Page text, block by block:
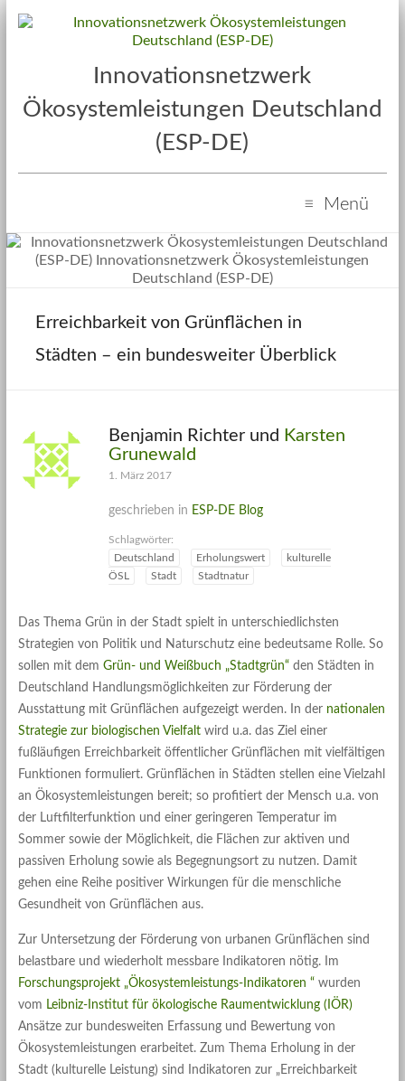
Innovationsnetzwerk
Ökosystemleistungen Deutschland
(ESP-DE)
Menü
Erreichbarkeit von Grünflächen in
Städten – ein bundesweiter Überblick
Benjamin Richter und Karsten
Grunewald
1. März 2017
geschrieben in ESP-DE Blog
Schlagwörter:
Deutschland
Erholungswert
kulturelle
ÖSL
Stadt Stadtnatur
Das Thema Grün in der Stadt spielt in unterschiedlichsten
Strategien von Politik und Naturschutz eine bedeutsame Rolle. So
sollen mit dem Grün- und Weißbuch „Stadtgrün“den Städten in
Deutschland Handlungsmöglichkeiten zur Förderung der
Ausstattung mit Grünflächen aufgezeigt werden. In der nationalen
Strategie zur biologischen Vielfaltwird u.a. das Ziel einer
fußläufigen Erreichbarkeit öffentlicher Grünflächen mit vielfältigen
Funktionen formuliert. Grünflächen in Städten stellen eine Vielzahl
an Ökosystemleistungen bereit; so profitiert der Mensch u.a. von
der Luftfilterfunktion und einer geringeren Temperatur im
Sommer sowie der Möglichkeit, die Flächen zur aktiven und
passiven Erholung sowie als Begegnungsort zu nutzen. Damit
gehen eine Reihe positiver Wirkungen für die menschliche
Gesundheit von Grünflächen aus.
Zur Untersetzung der Förderung von urbanen Grünflächen sind
belastbare und wiederholt messbare Indikatoren nötig. Im
Forschungsprojekt „Ökosystemleistungs-Indikatoren “wurden
vom Leibniz-Institut für ökologische Raumentwicklung (IÖR)
Ansätze zur bundesweiten Erfassung und Bewertung von
Ökosystemleistungen erarbeitet. Zum Thema Erholung in der
Stadt (kulturelle Leistung) sind Indikatoren zur „Erreichbarkeit